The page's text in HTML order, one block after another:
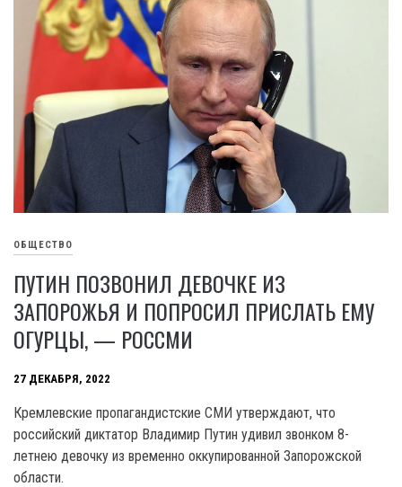
ОБЩЕСТВО
ПУТИН ПОЗВОНИЛ ДЕВОЧКЕ ИЗ
ЗАПОРОЖЬЯ И ПОПРОСИЛ ПРИСЛАТЬ ЕМУ
ОГУРЦЫ, — РОССМИ
27 ДЕКАБРЯ, 2022
Кремлевские пропагандистские СМИ утверждают, что
российский диктатор Владимир Путин удивил звонком 8-
летнею девочку из временно оккупированной Запорожской
области.